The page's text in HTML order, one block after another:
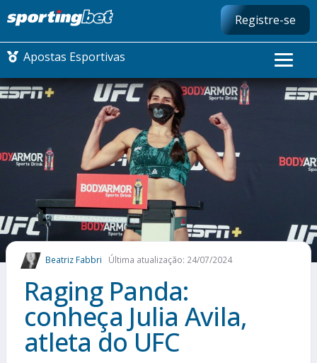
Registre-se
Apostas Esportivas
CONMEBOL LIBERTADORES
FUTEBOL NACIONAL
FUTEBOL INTERNACIONAL
COMO APOSTAR
MAIS ESPORTES
Beatriz Fabbri Última atualização: 24/07/2024
Raging Panda:
conheça Julia Avila,
atleta do UFC